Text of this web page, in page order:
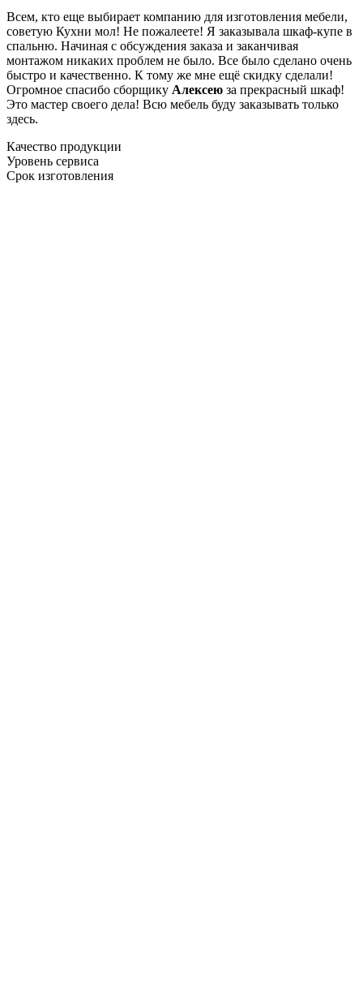
Всем, кто еще выбирает компанию для изготовления мебели,
советую Кухни мол! Не пожалеете! Я заказывала шкаф-купе в
спальню. Начиная с обсуждения заказа и заканчивая
монтажом никаких проблем не было. Все было сделано очень
быстро и качественно. К тому же мне ещё скидку сделали!
Огромное спасибо сборщику Алексею за прекрасный шкаф!
Это мастер своего дела! Всю мебель буду заказывать только
здесь.
Качество продукции
Уровень сервиса
Срок изготовления